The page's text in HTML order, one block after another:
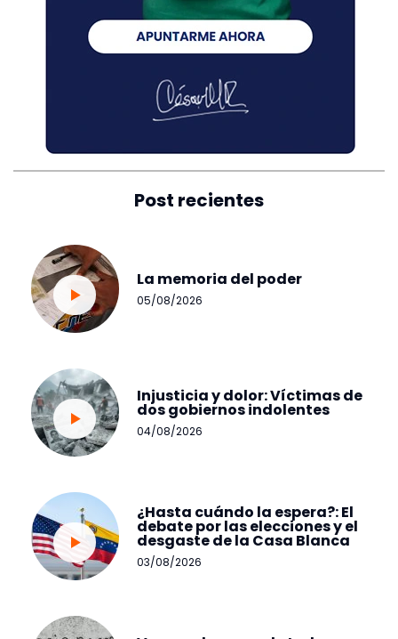
Post recientes
La memoria del poder
05/08/2026
Injusticia y dolor: Víctimas de
dos gobiernos indolentes
04/08/2026
¿Hasta cuándo la espera?: El
debate por las elecciones y el
desgaste de la Casa Blanca
03/08/2026